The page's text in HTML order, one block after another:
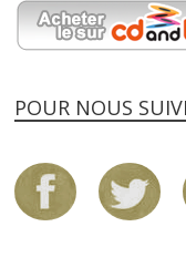
POUR NOUS